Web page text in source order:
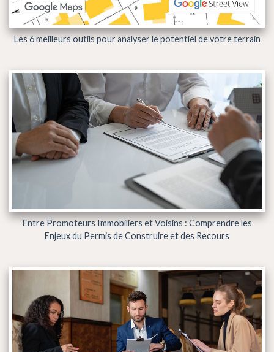
Les 6 meilleurs outils pour analyser le potentiel de votre terrain
Entre Promoteurs Immobiliers et Voisins : Comprendre les
Enjeux du Permis de Construire et des Recours